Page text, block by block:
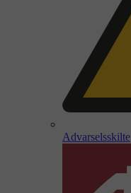
Advarselsskilte